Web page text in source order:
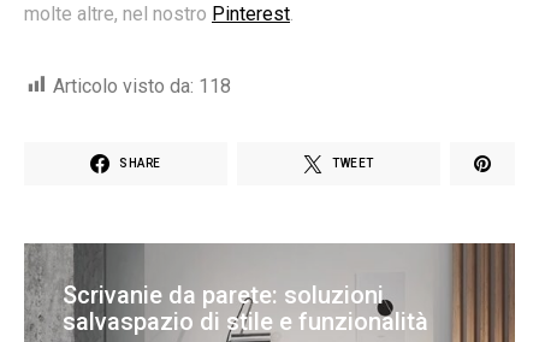
molte altre, nel nostro Pinterest
Articolo visto da: 118
SHARE TWEET
Scrivanie da parete: soluzioni
salvaspazio di stile e funzionalità